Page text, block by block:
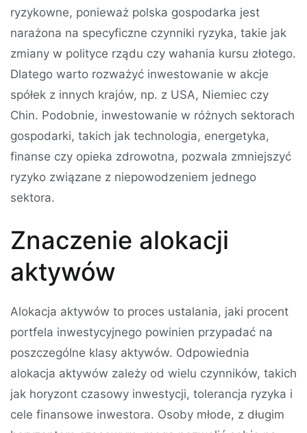
ryzykowne, ponieważ polska gospodarka jest
narażona na specyficzne czynniki ryzyka, takie jak
zmiany w polityce rządu czy wahania kursu złotego.
Dlatego warto rozważyć inwestowanie w akcje
spółek z innych krajów, np. z USA, Niemiec czy
Chin. Podobnie, inwestowanie w różnych sektorach
gospodarki, takich jak technologia, energetyka,
finanse czy opieka zdrowotna, pozwala zmniejszyć
ryzyko związane z niepowodzeniem jednego
sektora.
Znaczenie alokacji
aktywów
Alokacja aktywów to proces ustalania, jaki procent
portfela inwestycyjnego powinien przypadać na
poszczególne klasy aktywów. Odpowiednia
alokacja aktywów zależy od wielu czynników, takich
jak horyzont czasowy inwestycji, tolerancja ryzyka i
cele finansowe inwestora. Osoby młode, z długim